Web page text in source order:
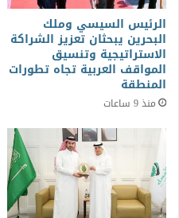
الرئيس السيسي وملك
البحرين يبحثان تعزيز الشراكة
الاستراتيجية وتنسيق
المواقف العربية تجاه تطورات
المنطقة
منذ 9 ساعات